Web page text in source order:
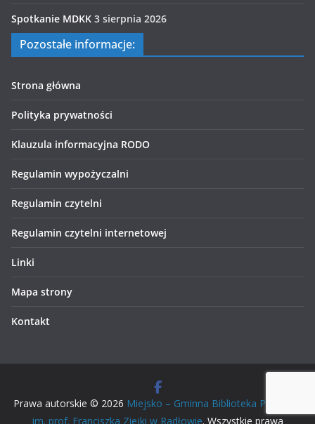
Spotkanie MDKK 3 sierpnia 2026
Pozostałe informacje:
Strona główna
Polityka prywatności
Klauzula informacyjna RODO
Regulamin wypożyczalni
Regulamin czytelni
Regulamin czytelni internetowej
Linki
Mapa strony
Kontakt
Prawa autorskie © 2026 Miejsko – Gminna Biblioteka Publiczna
im. prof. Franciszka Ziejki w Radłowie. Wszystkie prawa